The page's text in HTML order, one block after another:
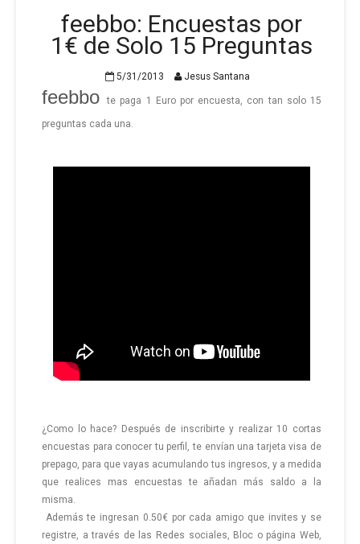
feebbo: Encuestas por
1€ de Solo 15 Preguntas
5/31/2013 Jesus Santana
feebbote paga 1 Euro por encuesta, con tan solo 15
preguntas cada una.
¿Como lo hace? Después de inscribirte y realizar 10 cortas
encuestas para conocer tu perfil, te envían una tarjeta visa de
prepago, para que vayas acumulando tus ingresos, y a medida
que realices mas encuestas te añadan más saldo a la
misma.
Además te ingresan 0.50€ por cada amigo que invites y se
registre, a través de las Redes sociales, Bloc o página Web,